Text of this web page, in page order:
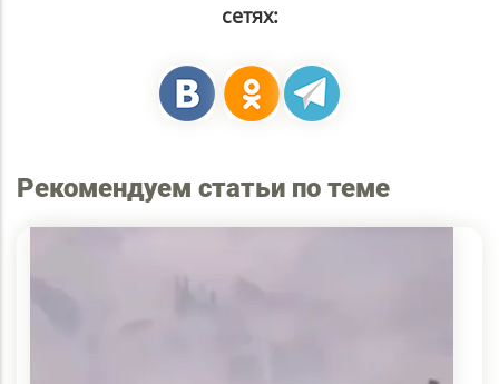
сетях:
Рекомендуем статьи по теме